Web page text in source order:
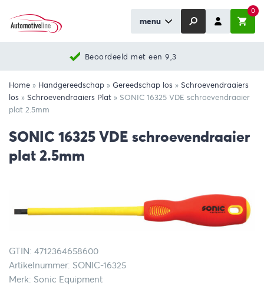
menu
0
Beoordeeld met een 9,3
Home » Handgereedschap » Gereedschap los » Schroevendraaiers
los » Schroevendraaiers Plat » SONIC 16325 VDE schroevendraaier
plat 2.5mm
SONIC 16325 VDE schroevendraaier
plat 2.5mm
GTIN: 4712364658600
Artikelnummer: SONIC-16325
Merk: Sonic Equipment